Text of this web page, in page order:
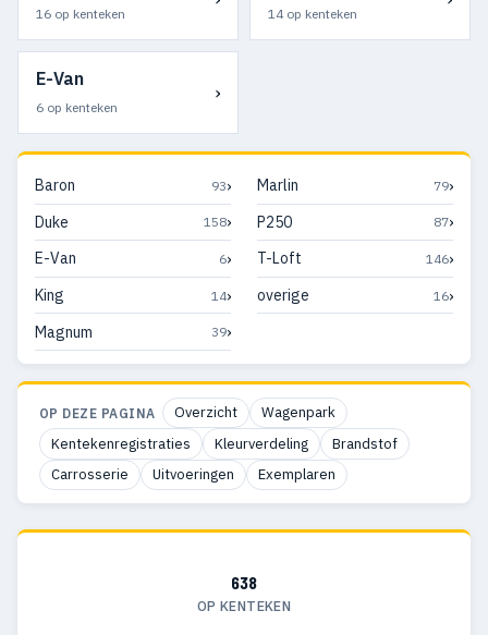
16 op kenteken 14 op kenteken
E-Van
6 op kenteken
›
Baron 93›
Duke 158›
E-Van 6›
King 14›
Magnum 39›
Marlin 79›
P250 87›
T-Loft 146›
overige 16›
OP DEZE PAGINA Overzicht
Wagenpark
Kentekenregistraties
Kleurverdeling
Brandstof
Carrosserie
Uitvoeringen Exemplaren
638
OP KENTEKEN